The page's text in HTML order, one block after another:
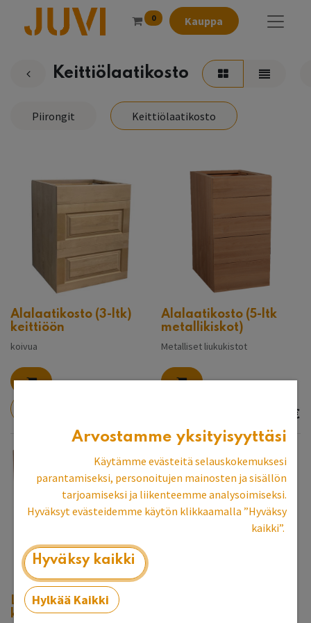
0 Kauppa
Keittiölaatikosto
Piirongit Keittiölaatikosto
Alalaatikosto (3-ltk)
keittiöön
koivua
Alalaatikosto (5-ltk
metallikiskot)
Metalliset liukukistot
€
Laatikosto (2-ltk)
keittiöön
Arvostamme yksityisyyttäsi
Käytämme evästeitä selauskokemuksesi
parantamiseksi, personoitujen mainosten ja sisällön
tarjoamiseksi ja liikenteemme analysoimiseksi.
Hyväksyt evästeidemme käytön klikkaamalla ”Hyväksy
kaikki”.
Hyväksy kaikki
Hylkää Kaikki